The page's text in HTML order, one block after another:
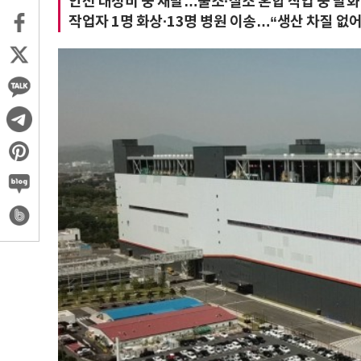
작업자 1명 화상·13명 병원 이송…“생산 차질 없